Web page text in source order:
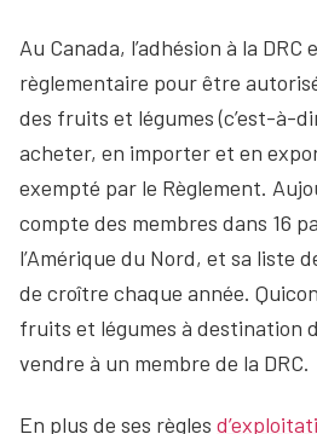
Au Canada, l’adhésion à la DRC
règlementaire pour être
des fruits et légumes (c’est-à-
acheter, en importer et en
exempté par le Règlement.
compte des membres dans 16
l’Amérique du Nord, et sa liste
de croître chaque année.
fruits et légumes à destination
vendre à un membre de la DRC.
En plus de ses règles